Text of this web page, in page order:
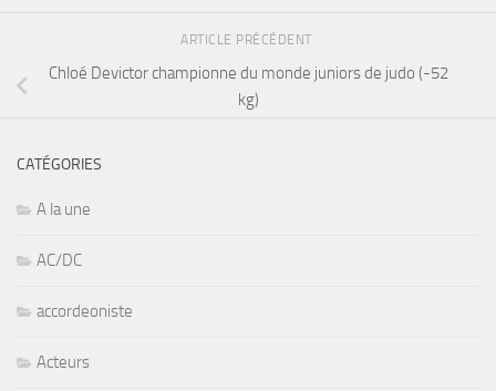
ARTICLE PRÉCÉDENT
Chloé Devictor championne du monde juniors de judo (-52
kg)
CATÉGORIES
A la une
AC/DC
accordeoniste
Acteurs